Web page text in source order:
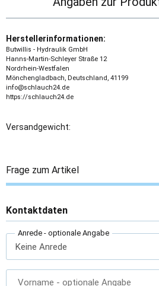
Herstellerinformationen:
Butwillis - Hydraulik GmbH
Hanns-Martin-Schleyer Straße 12
Nordrhein-Westfalen
Mönchengladbach, Deutschland, 41199
info@schlauch24.de
https://schlauch24.de
Versandgewicht:
Frage zum Artikel
Kontaktdaten
Anrede - optionale Angabe
Vorname - optionale Angabe